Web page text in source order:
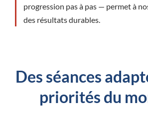
progression pas à pas — permet à
des résultats durables.
Des séances
priorités du